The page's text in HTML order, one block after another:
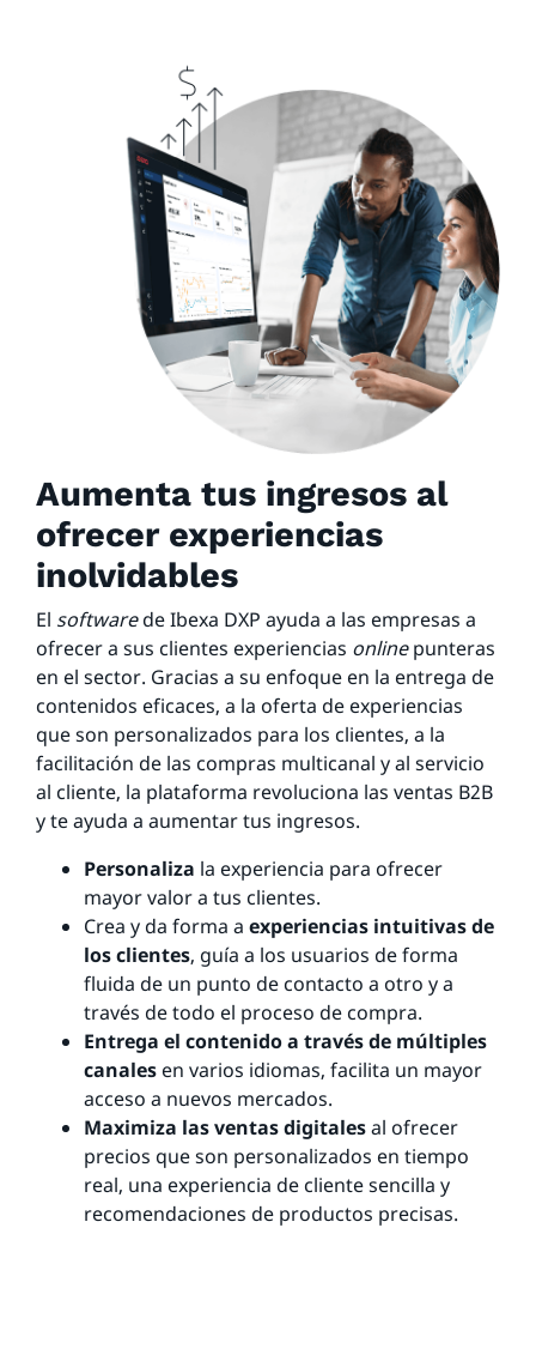
Aumenta tus ingresos al
ofrecer experiencias
inolvidables
El softwarede Ibexa DXP ayuda a las empresas a
ofrecer a sus clientes experiencias onlinepunteras
en el sector. Gracias a su enfoque en la entrega de
contenidos eficaces, a la oferta de experiencias
que son personalizados para los clientes, a la
facilitación de las compras multicanal y al servicio
al cliente, la plataforma revoluciona las ventas B2B
y te ayuda a aumentar tus ingresos.
Personaliza la experiencia para ofrecer
mayor valor a tus clientes.
Crea y da forma a experiencias intuitivas de
los clientes, guía a los usuarios de forma
fluida de un punto de contacto a otro y a
través de todo el proceso de compra.
Entrega el contenido a través de múltiples
canales en varios idiomas, facilita un mayor
acceso a nuevos mercados.
Maximiza las ventas digitalesal ofrecer
precios que son personalizados en tiempo
real, una experiencia de cliente sencilla y
recomendaciones de productos precisas.